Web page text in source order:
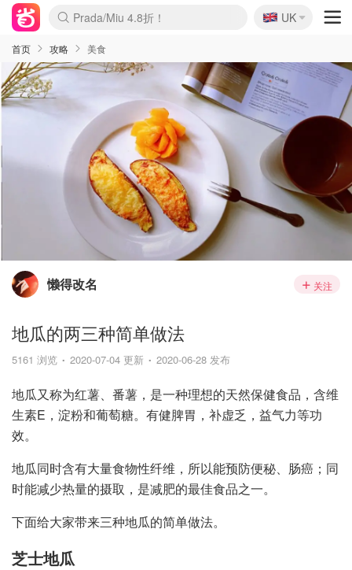
麦卢卡蜂蜜夏促！个位数！
Prada/Miu 4.8折！
啥？必胜客披萨5折！
🇬🇧
UK
首页 攻略 美食
懒得改名 关注
地瓜的两三种简单做法
5161 浏览 2020-07-04 更新 2020-06-28 发布
地瓜又称为红薯、番薯，是一种理想的天然保健食品，含维
生素E，淀粉和葡萄糖。有健脾胃，补虚乏，益气力等功
效。
地瓜同时含有大量食物性纤维，所以能预防便秘、肠癌；同
时能减少热量的摄取，是减肥的最佳食品之一。
下面给大家带来三种地瓜的简单做法。
芝士地瓜